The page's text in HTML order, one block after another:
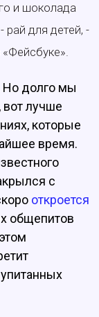
и шоколада
рай для детей, -
Но долго мы
вот лучше
которые
время.
с
откроется
общепитов